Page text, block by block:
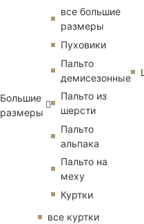
Большие
размеры
все большие
размеры
Пуховики
Пальто
демисезонные
Пальто из
шерсти
Пальто
альпака
Пальто на
меху
Куртки
все куртки